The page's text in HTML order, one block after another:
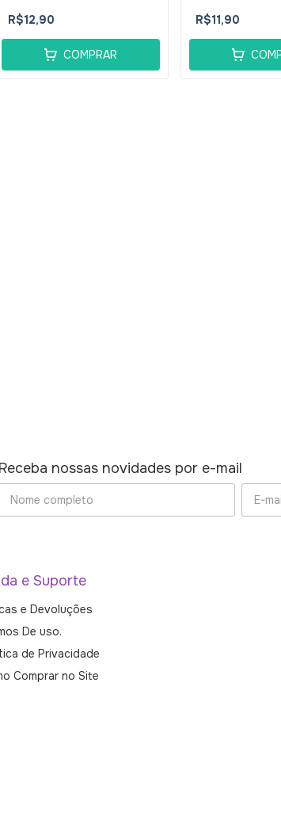
BellaPhytus
R$12,90
COMPRAR
R$11,90
Receba nossas novidades por e-mail
e Suporte
e Devoluções
De uso.
de Privacidade
Comprar no Site